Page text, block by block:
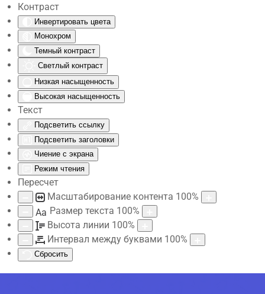
Контраст
Инвертировать цвета
Монохром
Темный контраст
Светлый контраст
Низкая насыщенность
Высокая насыщенность
Текст
Подсветить ссылку
Подсветить заголовки
Чиение с экрана
Режим чтения
Пересчет
Масштабирование контента 100%
Aa Размер текста 100%
Высота линии 100%
Интервал между буквами 100%
Сбросить
Skip to main content